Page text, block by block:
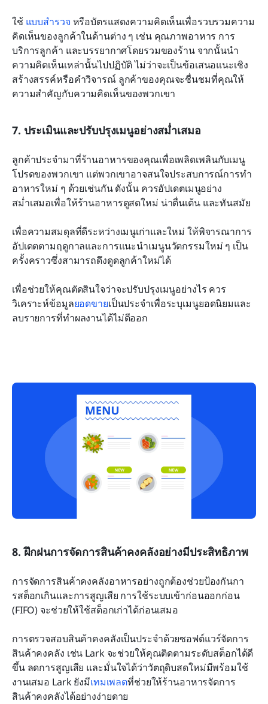
ใช้ แบบสำรวจ หรือบัตรแสดงความคิดเห็นเพื่อรวบรวมความ
คิดเห็นของลูกค้าในด้านต่าง ๆ เช่น คุณภาพอาหาร การ
บริการลูกค้า และบรรยากาศโดยรวมของร้าน จากนั้นนำ
ความคิดเห็นเหล่านั้นไปปฏิบัติ ไม่ว่าจะเป็นข้อเสนอแนะเชิง
สร้างสรรค์หรือคำวิจารณ์ ลูกค้าของคุณจะชื่นชมที่คุณให้
ความสำคัญกับความคิดเห็นของพวกเขา
7. ประเมินและปรับปรุงเมนูอย่างสม่ำเสมอ
ลูกค้าประจำมาที่ร้านอาหารของคุณเพื่อเพลิดเพลินกับเมนู
โปรดของพวกเขา แต่พวกเขาอาจสนใจประสบการณ์การทำ
อาหารใหม่ ๆ ด้วยเช่นกัน ดังนั้น ควรอัปเดตเมนูอย่าง
สม่ำเสมอเพื่อให้ร้านอาหารดูสดใหม่ น่าตื่นเต้น และทันสมัย
เพื่อความสมดุลที่ดีระหว่างเมนูเก่าและใหม่ ให้พิจารณาการ
อัปเดตตามฤดูกาลและการแนะนำเมนูนวัตกรรมใหม่ ๆ เป็น
ครั้งคราวซึ่งสามารถดึงดูดลูกค้าใหม่ได้
เพื่อช่วยให้คุณตัดสินใจว่าจะปรับปรุงเมนูอย่างไร ควร
วิเคราะห์ข้อมูลยอดขายเป็นประจำเพื่อระบุเมนูยอดนิยมและ
ลบรายการที่ทำผลงานได้ไม่ดีออก
8. ฝึกฝนการจัดการสินค้าคงคลังอย่างมีประสิทธิภาพ
การจัดการสินค้าคงคลังอาหารอย่างถูกต้องช่วยป้องกันกา
รสต็อกเกินและการสูญเสีย การใช้ระบบเข้าก่อนออกก่อน
(FIFO) จะช่วยให้ใช้สต็อกเก่าได้ก่อนเสมอ
การตรวจสอบสินค้าคงคลังเป็นประจำด้วยซอฟต์แวร์จัดการ
สินค้าคงคลัง เช่น Lark จะช่วยให้คุณติดตามระดับสต็อกได้ดี
ขึ้น ลดการสูญเสีย และมั่นใจได้ว่าวัตถุดิบสดใหม่มีพร้อมใช้
งานเสมอ Lark ยังมีเทมเพลตที่ช่วยให้ร้านอาหารจัดการ
สินค้าคงคลังได้อย่างง่ายดาย